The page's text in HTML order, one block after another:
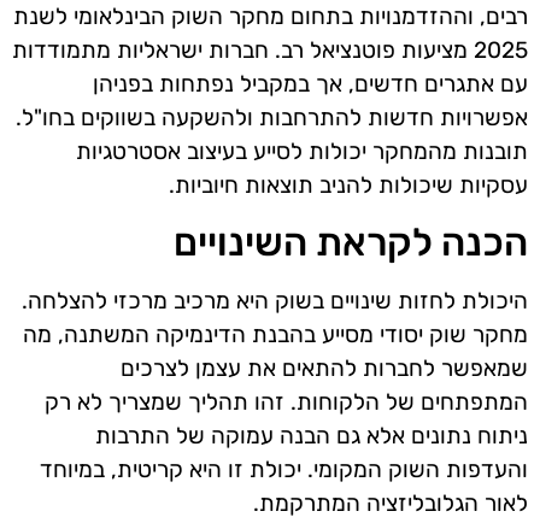
רבים, וההזדמנויות בתחום מחקר השוק הבינלאומי לשנת
2025 מציעות פוטנציאל רב. חברות ישראליות מתמודדות
עם אתגרים חדשים, אך במקביל נפתחות בפניהן
אפשרויות חדשות להתרחבות ולהשקעה בשווקים בחו"ל.
תובנות מהמחקר יכולות לסייע בעיצוב אסטרטגיות
עסקיות שיכולות להניב תוצאות חיוביות.
הכנה לקראת השינויים
היכולת לחזות שינויים בשוק היא מרכיב מרכזי להצלחה.
מחקר שוק יסודי מסייע בהבנת הדינמיקה המשתנה, מה
שמאפשר לחברות להתאים את עצמן לצרכים
המתפתחים של הלקוחות. זהו תהליך שמצריך לא רק
ניתוח נתונים אלא גם הבנה עמוקה של התרבות
והעדפות השוק המקומי. יכולת זו היא קריטית, במיוחד
לאור הגלובליזציה המתרקמת.